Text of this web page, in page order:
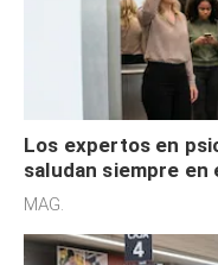
Los expertos en
saludan siempre en
defensiva y tienen
MAG.